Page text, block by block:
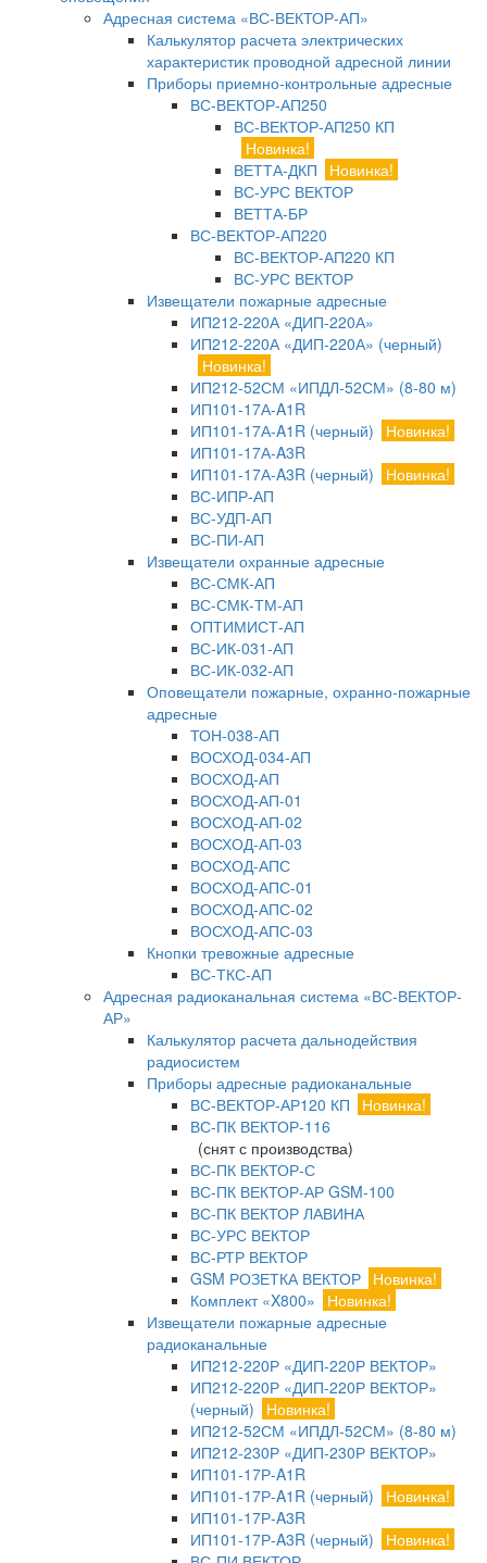
Адресная система «ВС-ВЕКТОР-АП»
Калькулятор расчета электрических
характеристик проводной адресной линии
Приборы приемно-контрольные адресные
ВС-ВЕКТОР-АП250
ВС-ВЕКТОР-АП250 КП
Новинка!
ВЕТТА-ДКП
Новинка!
ВС-УРС ВЕКТОР
ВЕТТА-БР
ВС-ВЕКТОР-АП220
ВС-ВЕКТОР-АП220 КП
ВС-УРС ВЕКТОР
Извещатели пожарные адресные
ИП212-220А «ДИП-220А»
ИП212-220А «ДИП-220А» (черный)
Новинка!
ИП212-52СМ «ИПДЛ-52СМ» (8-80 м)
ИП101-17А-A1R
ИП101-17А-A1R (черный)
Новинка!
ИП101-17А-A3R
ИП101-17А-A3R (черный)
Новинка!
ВС-ИПР-АП
ВС-УДП-АП
ВС-ПИ-АП
Извещатели охранные адресные
ВС-СМК-АП
ВС-СМК-ТМ-АП
ОПТИМИСТ-АП
ВС-ИК-031-АП
ВС-ИК-032-АП
Оповещатели пожарные, охранно-пожарные
адресные
ТОН-038-АП
ВОСХОД-034-АП
ВОСХОД-АП
ВОСХОД-АП-01
ВОСХОД-АП-02
ВОСХОД-АП-03
ВОСХОД-АПС
ВОСХОД-АПС-01
ВОСХОД-АПС-02
ВОСХОД-АПС-03
Кнопки тревожные адресные
ВС-ТКС-АП
Адресная радиоканальная система «ВС-ВЕКТОР-
АР»
Калькулятор расчета дальнодействия
радиосистем
Приборы адресные радиоканальные
ВС-ВЕКТОР-АР120 КП
Новинка!
ВС-ПК ВЕКТОР-116
(снят с производства)
ВС-ПК ВЕКТОР-С
ВС-ПК ВЕКТОР-АР GSM-100
ВС-ПК ВЕКТОР ЛАВИНА
ВС-УРС ВЕКТОР
ВС-РТР ВЕКТОР
GSM РОЗЕТКА ВЕКТОР Новинка!
Комплект «X800»
Новинка!
Извещатели пожарные адресные
радиоканальные
ИП212-220Р «ДИП-220Р ВЕКТОР»
ИП212-220Р «ДИП-220Р ВЕКТОР»
(черный)
Новинка!
ИП212-52СМ «ИПДЛ-52СМ» (8-80 м)
ИП212-230Р «ДИП-230Р ВЕКТОР»
ИП101-17Р-A1R
ИП101-17Р-A1R (черный)
Новинка!
ИП101-17Р-A3R
ИП101-17Р-A3R (черный)
Новинка!